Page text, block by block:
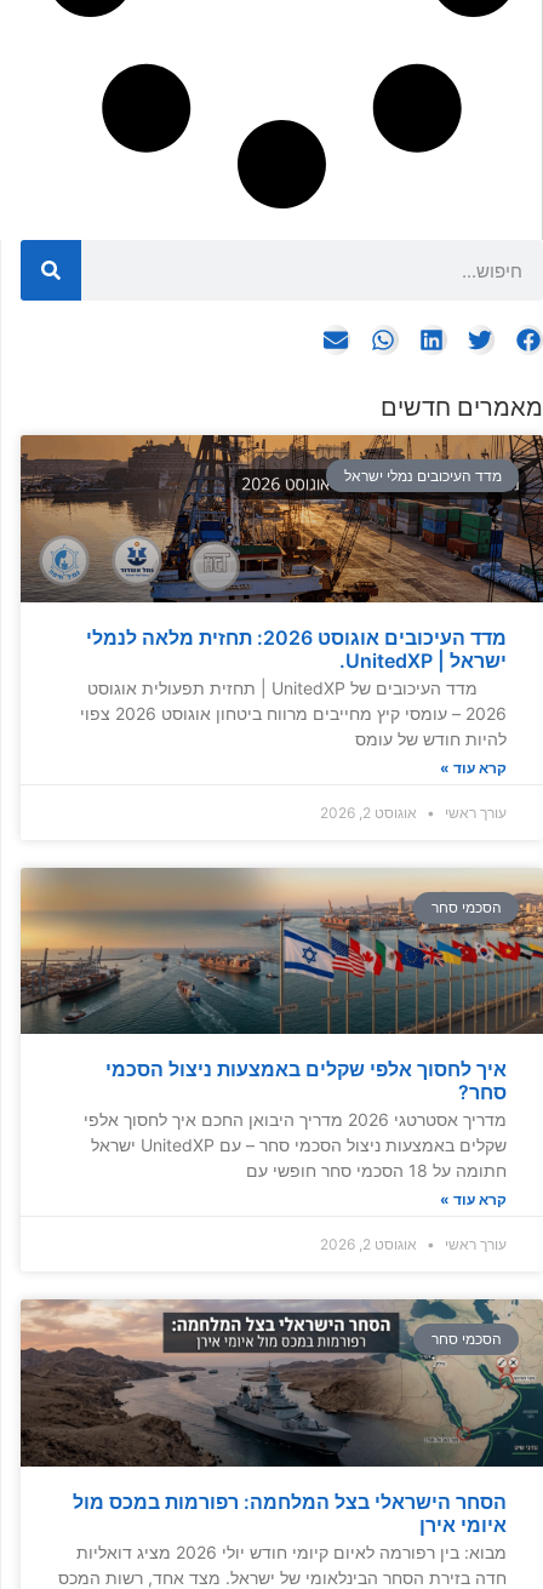
מאמרים חדשים
מדד העיכובים נמלי ישראל
מדד העיכובים אוגוסט 2026: תחזית מלאה לנמלי
ישראל | UnitedXP.
מדד העיכובים של UnitedXP | תחזית תפעולית אוגוסט
2026 – עומסי קיץ מחייבים מרווח ביטחון אוגוסט 2026 צפוי
להיות חודש של עומס
קרא עוד »
עורך ראשי אוגוסט 2, 2026
הסכמי סחר
איך לחסוך אלפי שקלים באמצעות ניצול הסכמי
סחר?
מדריך אסטרטגי 2026 מדריך היבואן החכם איך לחסוך אלפי
שקלים באמצעות ניצול הסכמי סחר – עם UnitedXP ישראל
חתומה על 18 הסכמי סחר חופשי עם
קרא עוד »
עורך ראשי אוגוסט 2, 2026
הסכמי סחר
הסחר הישראלי בצל המלחמה: רפורמות במכס מול
איומי אירן
מבוא: בין רפורמה לאיום קיומי חודש יולי 2026 מציג דואליות
חדה בזירת הסחר הבינלאומי של ישראל. מצד אחד, רשות המכס